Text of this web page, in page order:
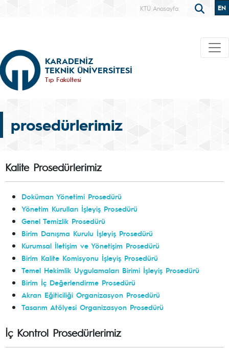
KTÜ Anasayfa EN
KARADENİZ
TEKNİK ÜNİVERSİTESİ
Tıp Fakültesi
prosedürlerimiz
Kalite Prosedürlerimiz
Doküman Yönetimi Prosedürü
Yönetim Kurulları İşleyiş Prosedürü
Genel Temizlik Prosedürü
Birim Danışma Kurulu İşleyiş Prosedürü
Kurumsal İletişim ve Yönetişim Prosedürü
Birim Kalite Komisyonu İşleyiş Prosedürü
Temel Hekimlik Uygulamaları Birimi İşleyiş Prosedürü
Birim İç Değerlendirme Prosedürü
Akran Eğiticiliği Organizasyon Prosedürü
Tasarım Atölyesi Organizasyon Prosedürü
İç Kontrol Prosedürlerimiz